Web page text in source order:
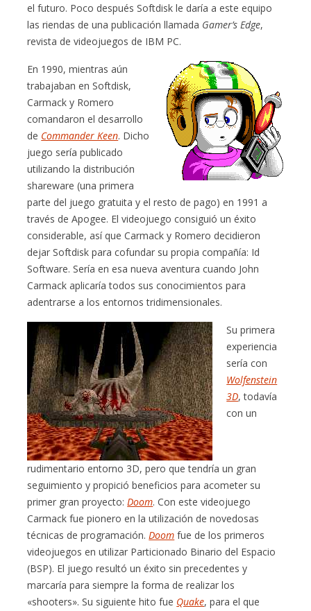
el futuro. Poco después Softdisk le daría a este equipo
las riendas de una publicación llamada Gamer’s Edge,
revista de videojuegos de IBM PC.
En 1990, mientras aún
trabajaban en Softdisk,
Carmack y Romero
comandaron el desarrollo
de Commander Keen. Dicho
juego sería publicado
utilizando la distribución
shareware (una primera
parte del juego gratuita y el resto de pago) en 1991 a
través de Apogee. El videojuego consiguió un éxito
considerable, así que Carmack y Romero decidieron
dejar Softdisk para cofundar su propia compañía: Id
Software. Sería en esa nueva aventura cuando John
Carmack aplicaría todos sus conocimientos para
adentrarse a los entornos tridimensionales.
Su primera
experiencia
sería con
Wolfenstein
3D, todavía
con un
rudimentario entorno 3D, pero que tendría un gran
seguimiento y propició beneficios para acometer su
primer gran proyecto:Doom. Con este videojuego
Carmack fue pionero en la utilización de novedosas
técnicas de programación.Doom fue de los primeros
videojuegos en utilizar Particionado Binario del Espacio
(BSP). El juego resultó un éxito sin precedentes y
marcaría para siempre la forma de realizar los
«shooters». Su siguiente hito fue Quake, para el que